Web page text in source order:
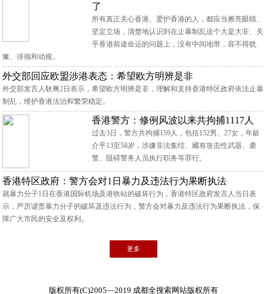
了
所有真正关心香港、爱护香港的人，都应当擦亮眼睛、
坚定立场，清楚地认识到在止暴制乱这个大是大非、关
乎香港前途命运的问题上，没有中间地带，容不得犹
豫、徘徊和动摇。
外交部回应欧盟涉港表态：希望欧方明辨是非
外交部发言人耿爽2日表示，希望欧方明辨是非，理解和支持香港特区政府依法止暴
制乱，维护香港法治和繁荣稳定。
香港警方：修例风波以来共拘捕1117人
过去3日，警方共拘捕159人，包括132男、27女，年龄
介乎13至58岁，涉嫌非法集结、藏有攻击性武器、袭
警、阻碍警务人员执行职务等罪行。
香港特区政府：警方会对1日暴力及违法行为果断执法
就暴力分子1日在香港国际机场及港铁站的破坏行为，香港特区政府发言人当日表
示，严厉谴责暴力分子的破坏及违法行为，警方会对暴力及违法行为果断执法，保
障广大市民的安全及权利。
更多
版权所有(C)2005—2019 成都全搜索网站版权所有